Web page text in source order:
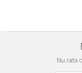
Nu rata